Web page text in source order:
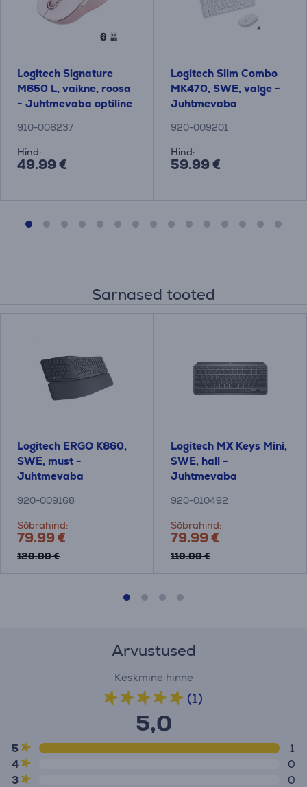
Logitech Signature
M650 L, vaikne, roosa
- Juhtmevaba optiline
910-006237
Hind:
49.99 €
Logitech Slim Combo
MK470, SWE, valge -
Juhtmevaba
920-009201
Hind:
59.99 €
Sarnased tooted
Logitech ERGO K860,
SWE, must -
Juhtmevaba
920-009168
Sõbrahind:
79.99 €
129.99 €
Logitech MX Keys Mini,
SWE, hall -
Juhtmevaba
920-010492
Sõbrahind:
79.99 €
119.99 €
Arvustused
Keskmine hinne
(1)
5,0
5
1
4
0
3
0